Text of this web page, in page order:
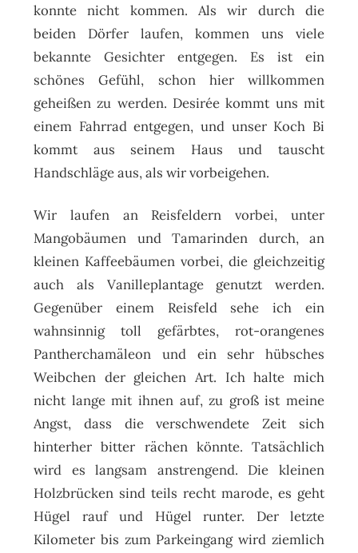
konnte nicht kommen. Als wir durch die
beiden Dörfer laufen, kommen uns viele
bekannte Gesichter entgegen. Es ist ein
schönes Gefühl, schon hier willkommen
geheißen zu werden. Desirée kommt uns mit
einem Fahrrad entgegen, und unser Koch Bi
kommt aus seinem Haus und tauscht
Handschläge aus, als wir vorbeigehen.
Wir laufen an Reisfeldern vorbei, unter
Mangobäumen und Tamarinden durch, an
kleinen Kaffeebäumen vorbei, die gleichzeitig
auch als Vanilleplantage genutzt werden.
Gegenüber einem Reisfeld sehe ich ein
wahnsinnig toll gefärbtes, rot-orangenes
Pantherchamäleon und ein sehr hübsches
Weibchen der gleichen Art. Ich halte mich
nicht lange mit ihnen auf, zu groß ist meine
Angst, dass die verschwendete Zeit sich
hinterher bitter rächen könnte. Tatsächlich
wird es langsam anstrengend. Die kleinen
Holzbrücken sind teils recht marode, es geht
Hügel rauf und Hügel runter. Der letzte
Kilometer bis zum Parkeingang wird ziemlich